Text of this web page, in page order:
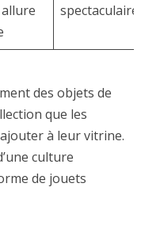
des objets de
que les
à leur vitrine.
culture
de jouets